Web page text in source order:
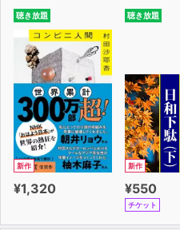
聴き放題
新作
¥1,320
聴き放題
新作
¥550
チケット